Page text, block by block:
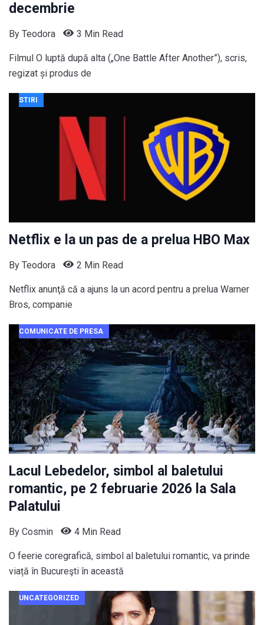
decembrie
By Teodora 3 Min Read
Filmul O luptă după alta („One Battle After Another”), scris,
regizat și produs de
STIRI
Netflix e la un pas de a prelua HBO Max
By Teodora 2 Min Read
Netflix anunţă că a ajuns la un acord pentru a prelua Warner
Bros, companie
COMUNICATE DE PRESA
Lacul Lebedelor, simbol al baletului
romantic, pe 2 februarie 2026 la Sala
Palatului
By Cosmin 4 Min Read
O feerie coregrafică, simbol al baletului romantic, va prinde
viață în Bucureşti în această
UNCATEGORIZED